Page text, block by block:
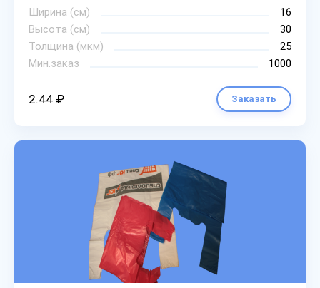
Ширина (см)
16
Высота (см)
30
Толщина (мкм)
25
Мин.заказ
1000
2.44 ₽ Заказать